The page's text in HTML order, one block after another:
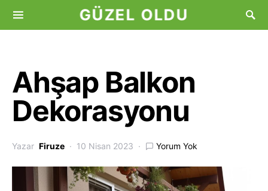
GÜZEL OLDU
Ahşap Balkon
Dekorasyonu
Yazar Firuze 10 Nisan 2023 Yorum Yok